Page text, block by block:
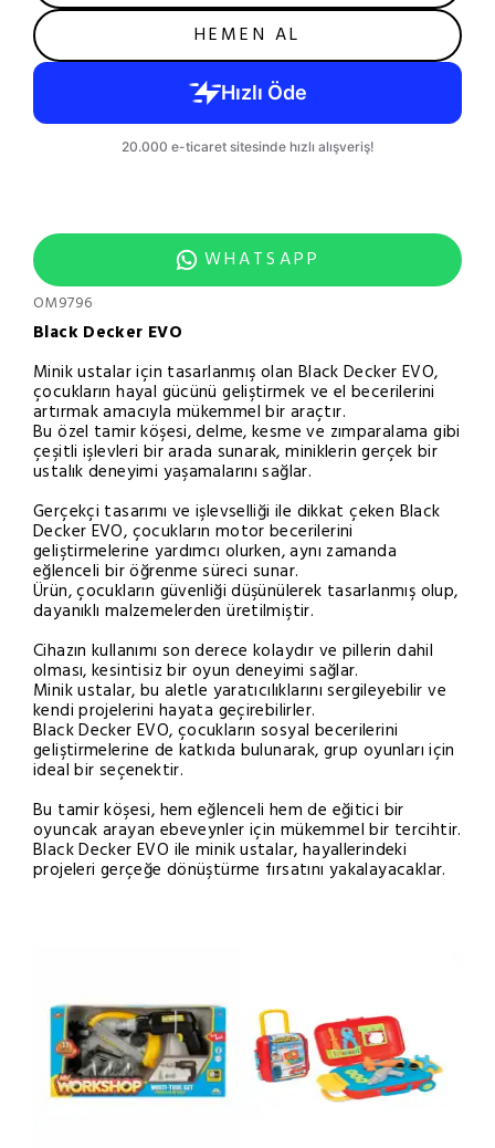
HEMEN AL
WHATSAPP
OM9796
Black Decker EVO
Minik ustalar için tasarlanmış olan Black Decker EVO,
çocukların hayal gücünü geliştirmek ve el becerilerini
artırmak amacıyla mükemmel bir araçtır.
Bu özel tamir köşesi, delme, kesme ve zımparalama gibi
çeşitli işlevleri bir arada sunarak, miniklerin gerçek bir
ustalık deneyimi yaşamalarını sağlar.
Gerçekçi tasarımı ve işlevselliği ile dikkat çeken Black
Decker EVO, çocukların motor becerilerini
geliştirmelerine yardımcı olurken, aynı zamanda
eğlenceli bir öğrenme süreci sunar.
Ürün, çocukların güvenliği düşünülerek tasarlanmış olup,
dayanıklı malzemelerden üretilmiştir.
Cihazın kullanımı son derece kolaydır ve pillerin dahil
olması, kesintisiz bir oyun deneyimi sağlar.
Minik ustalar, bu aletle yaratıcılıklarını sergileyebilir ve
kendi projelerini hayata geçirebilirler.
Black Decker EVO, çocukların sosyal becerilerini
geliştirmelerine de katkıda bulunarak, grup oyunları için
ideal bir seçenektir.
Bu tamir köşesi, hem eğlenceli hem de eğitici bir
oyuncak arayan ebeveynler için mükemmel bir tercihtir.
Black Decker EVO ile minik ustalar, hayallerindeki
projeleri gerçeğe dönüştürme fırsatını yakalayacaklar.